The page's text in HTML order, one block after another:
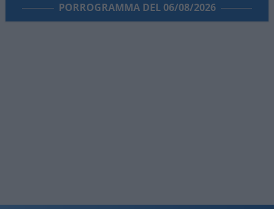
PORROGRAMMA DEL 06/08/2026